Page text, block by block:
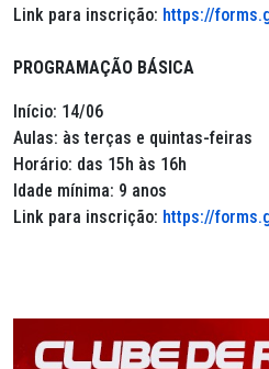
Link para inscrição: https://
PROGRAMAÇÃO BÁSICA
Início: 14/06
Aulas: às terças e quintas-feiras
Horário: das 15h às 16h
Idade mínima: 9 anos
Link para inscrição: https://